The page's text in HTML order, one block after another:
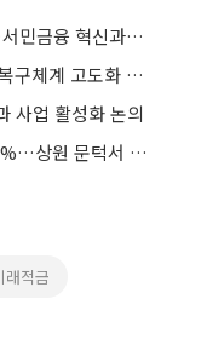
서금원, 국민참여단 5기 활동 본격화…서민금융 혁신과제 발굴
서금원, 금융지원 ‘먹통’ 막는다⋯재해복구체계 고도화 착수
사업 활성화 논의
美 클래리티 법안 연내 통과 가능성 13%…상원 문턱서 제동
래적금